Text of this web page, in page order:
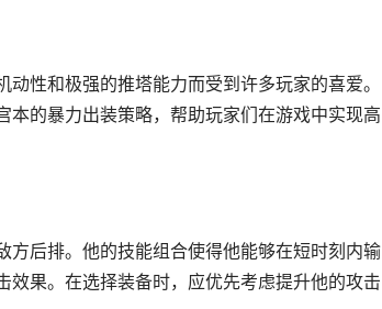
性和极强的推塔能力而受到许多玩家的喜爱。
的暴力出装策略，帮助玩家们在游戏中实现高
方后排。他的技能组合使得他能够在短时刻内输
果。在选择装备时，应优先考虑提升他的攻击